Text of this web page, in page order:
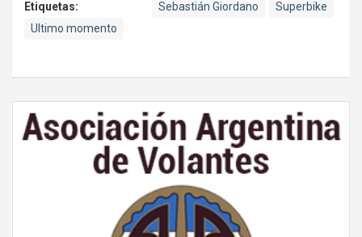
Etiquetas: Sebastián Giordano
Superbike
Ultimo momento